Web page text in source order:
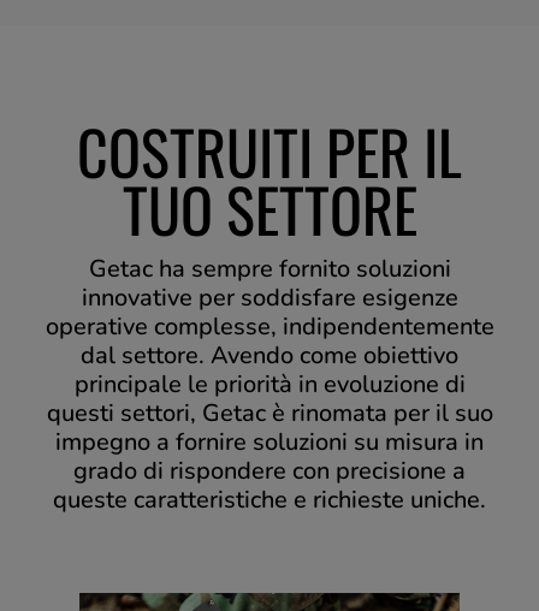
COSTRUITI PER IL
TUO SETTORE
Getac ha sempre fornito soluzioni
innovative per soddisfare esigenze
operative complesse, indipendentemente
dal settore. Avendo come obiettivo
principale le priorità in evoluzione di
questi settori, Getac è rinomata per il suo
impegno a fornire soluzioni su misura in
grado di rispondere con precisione a
queste caratteristiche e richieste uniche.